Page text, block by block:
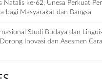
Natalis ke-62, Unesa Perkuat
bagi Masyarakat dan Bangsa
Studi Budaya dan
Dorong Inovasi dan Asesmen